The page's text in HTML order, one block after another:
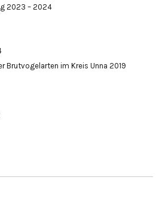
2023 – 2024
Brutvogelarten im Kreis Unna 2019